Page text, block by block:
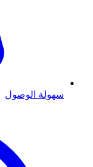
سهولة الوصول